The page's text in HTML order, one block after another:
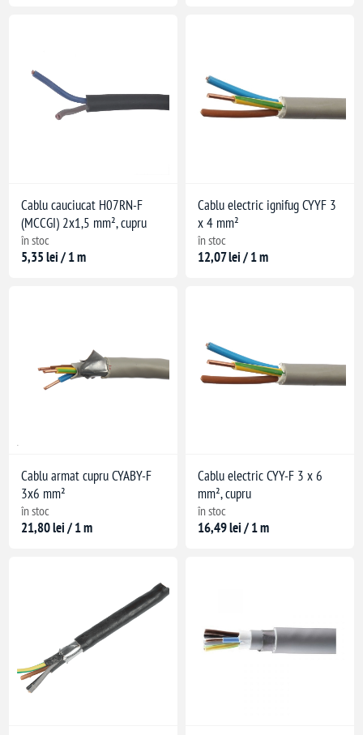
-10°C
Cablu cauciucat H07RN-F
(MCCGI) 2x1,5 mm², cupru
în stoc
5,35 lei / 1 m
Cablu electric ignifug CYYF 3
x 4 mm²
în stoc
12,07 lei / 1 m
Cablu armat cupru CYABY-F
3x6 mm²
în stoc
21,80 lei / 1 m
Cablu electric CYY-F 3 x 6
mm², cupru
în stoc
16,49 lei / 1 m